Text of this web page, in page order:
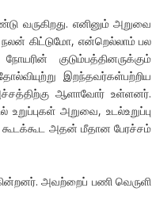
வருகிறது. எனினும் அறுவை
நலன் கிட்டுமோ, என்றெல்லாம் பல
குடும்பத்தினருக்கும்
இறந்தவர்கள்பற்றிய
ஆளாவோர் உள்ளனர்.
அறுவை, உடல்உறுப்பு
அதன் மீதான பேரச்சம்
அவற்றைப் பணி வெருளி